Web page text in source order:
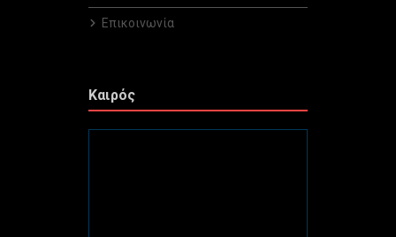
Επικοινωνία
Καιρός